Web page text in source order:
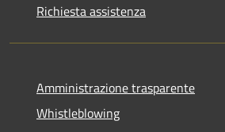
Richiesta assistenza
Amministrazione trasparente
Whistleblowing